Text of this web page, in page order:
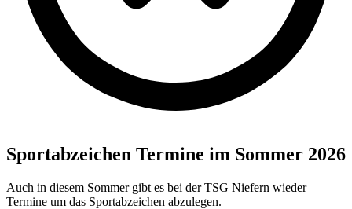
Sportabzeichen Termine im Sommer 2026
Auch in diesem Sommer gibt es bei der TSG Niefern wieder
Termine um das Sportabzeichen abzulegen.